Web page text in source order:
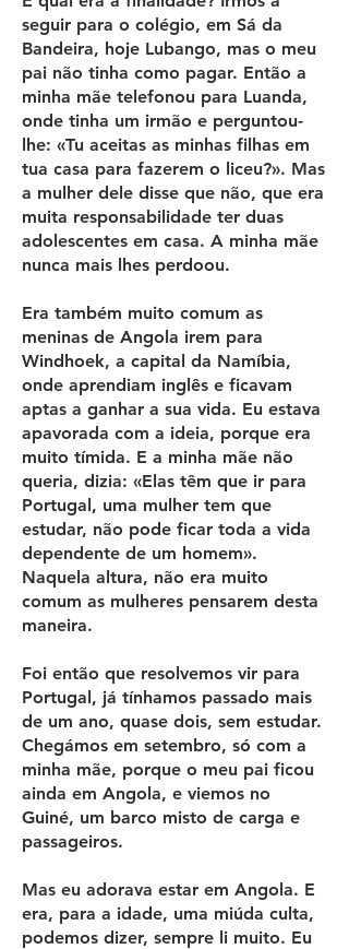
seguir para o colégio, em Sá da
Bandeira, hoje Lubango, mas o meu
pai não tinha como pagar. Então a
minha mãe telefonou para Luanda,
onde tinha um irmão e perguntou-
lhe: «Tu aceitas as minhas filhas em
tua casa para fazerem o liceu?». Mas
a mulher dele disse que não, que era
muita responsabilidade ter duas
adolescentes em casa. A minha mãe
nunca mais lhes perdoou.
Era também muito comum as
meninas de Angola irem para
Windhoek, a capital da Namíbia,
onde aprendiam inglês e ficavam
aptas a ganhar a sua vida. Eu estava
apavorada com a ideia, porque era
muito tímida. E a minha mãe não
queria, dizia: «Elas têm que ir para
Portugal, uma mulher tem que
estudar, não pode ficar toda a vida
dependente de um homem».
Naquela altura, não era muito
comum as mulheres pensarem desta
maneira.
Foi então que resolvemos vir para
Portugal, já tínhamos passado mais
de um ano, quase dois, sem estudar.
Chegámos em setembro, só com a
minha mãe, porque o meu pai ficou
ainda em Angola, e viemos no
Guiné, um barco misto de carga e
passageiros.
Mas eu adorava estar em Angola. E
era, para a idade, uma miúda culta,
podemos dizer, sempre li muito. Eu